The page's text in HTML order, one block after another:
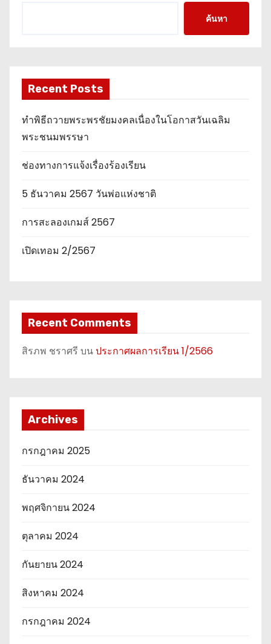
ค้นหา
Recent Posts
ทำพิธีถวายพระพรชัยมงคลเนื่องในโอกาสวันเฉลิม
พระชนมพรรษา
ช่องทางการแจ้งเรื่องร้องเรียน
5 ธันวาคม 2567 วันพ่อแห่งชาติ
การสะลองเกมส์ 2567
เปิดเทอม 2/2567
Recent Comments
สิรภพ ชราศรี บนประกาศผลการเรียน 1/2566
Archives
กรกฎาคม 2025
ธันวาคม 2024
พฤศจิกายน 2024
ตุลาคม 2024
กันยายน 2024
สิงหาคม 2024
กรกฎาคม 2024